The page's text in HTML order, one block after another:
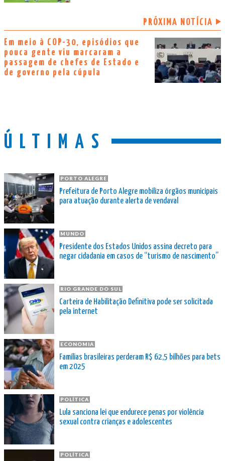
PRÓXIMA NOTÍCIA
Em meio à COP-30, episódios que
pouca gente viu marcaram a
passagem de chefes de Estado e
de governo pela cúpula
ÚLTIMAS
PORTO ALEGRE
Prefeitura de Porto Alegre mobiliza órgãos municipais
para atuação durante alerta de vendaval
MUNDO
Presidente dos Estados Unidos assina decreto para
negar cidadania em casos de “turismo de nascimento”
RIO GRANDE DO SUL
Carteira de Habilitação Definitiva pode ser solicitada
pela internet
ECONOMIA
Famílias brasileiras perderam R$ 62,5 bilhões para bets
em 2025
POLÍTICA
Lula sanciona lei que endurece penas por violência
sexual contra crianças e adolescentes
POLÍTICA